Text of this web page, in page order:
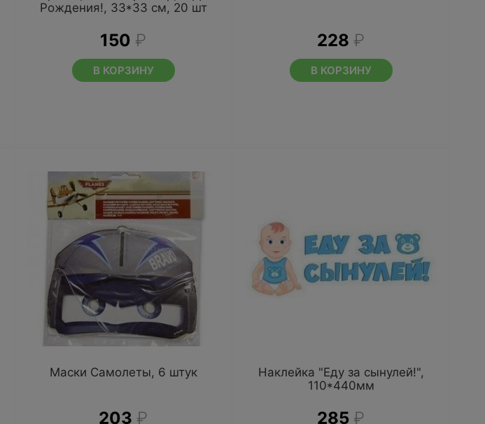
Рождения!, 33*33 см, 20 шт
150 ₽
В КОРЗИНУ
228 ₽
В КОРЗИНУ
Маски Самолеты, 6 штук
203 ₽
Наклейка "Еду за сынулей!",
110*440мм
285 ₽